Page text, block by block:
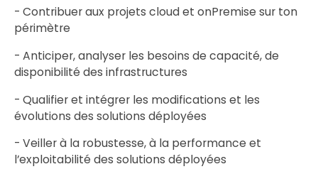
- Contribuer aux projets cloud et onPremise sur ton
périmètre
- Anticiper, analyser les besoins de capacité, de
disponibilité des infrastructures
- Qualifier et intégrer les modifications et les
évolutions des solutions déployées
- Veiller à la robustesse, à la performance et
l’exploitabilité des solutions déployées